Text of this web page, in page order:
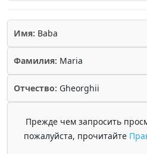
Имя: Baba
Фамилия: Maria
Отчество: Gheorghii
Прежде чем запросить
пожалуйста, прочитайте